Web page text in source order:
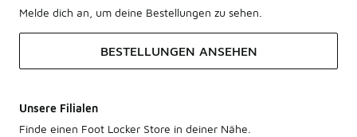
Melde dich an, um deine Bestellungen zu sehen.
BESTELLUNGEN ANSEHEN
Unsere Filialen
Finde einen Foot Locker Store in deiner Nähe.